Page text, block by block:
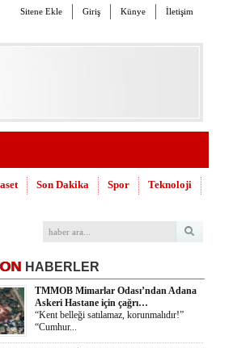
Sitene Ekle Giriş Künye İletişim
Son Dakika Spor Teknoloji
HABERLER
TMMOB Mimarlar Odası’ndan Adana
Askeri Hastane için çağrı…
“Kent belleği satılamaz, korunmalıdır!”
“Cumhur...